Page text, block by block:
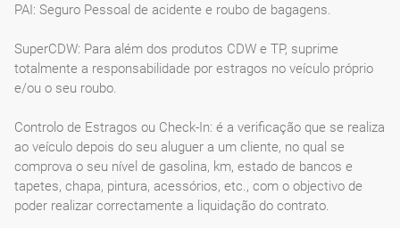
PAI: Seguro Pessoal de acidente e roubo de bagagens.
SuperCDW: Para além dos produtos CDW e TP, suprime
totalmente a responsabilidade por estragos no veículo próprio
e/ou o seu roubo.
Controlo de Estragos ou Check-In: é a verificação que se realiza
ao veículo depois do seu aluguer a um cliente, no qual se
comprova o seu nível de gasolina, km, estado de bancos e
tapetes, chapa, pintura, acessórios, etc., com o objectivo de
poder realizar correctamente a liquidação do contrato.